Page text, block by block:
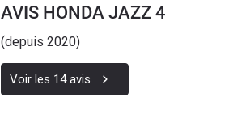
AVIS HONDA JAZZ 4
(depuis 2020)
Voir les 14avis